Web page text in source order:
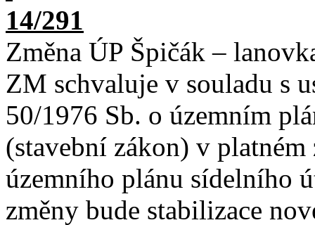
14/291
Změna ÚP Špičák –
ZM schvaluje v souladu s
50/1976 Sb. o územním
(stavební zákon) v
územního plánu sídelního
změny bude stabilizace